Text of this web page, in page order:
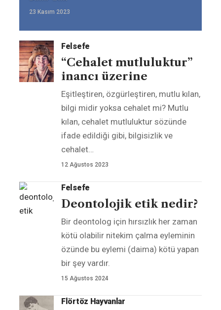
23 Kasım 2023
Felsefe
“Cehalet mutluluktur”
inancı üzerine
Eşitleştiren, özgürleştiren, mutlu kılan,
bilgi midir yoksa cehalet mi? Mutlu
kılan, cehalet mutluluktur sözünde
ifade edildiği gibi, bilgisizlik ve
cehalet
12 Ağustos 2023
Felsefe
Deontolojik etik nedir?
Bir deontolog için hırsızlık her zaman
kötü olabilir nitekim çalma eyleminin
özünde bu eylemi (daima) kötü yapan
bir şey vardır.
15 Ağustos 2024
Flörtöz Hayvanlar